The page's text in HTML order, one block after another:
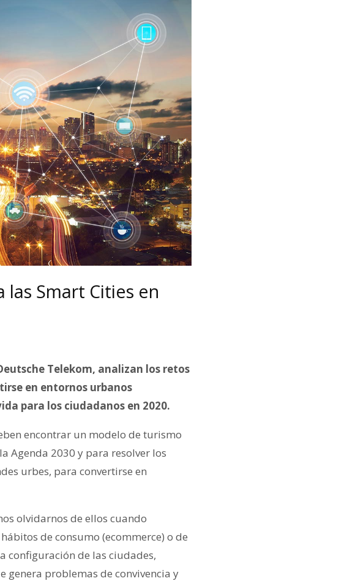
Smart Cities en
Telekom, analizan los retos
en entornos urbanos
para los ciudadanos en 2020.
encontrar un modelo de turismo
Agenda 2030 y para resolver los
urbes, para convertirse en
olvidarnos de ellos cuando
de consumo (ecommerce) o de
configuración de las ciudades,
genera problemas de convivencia y